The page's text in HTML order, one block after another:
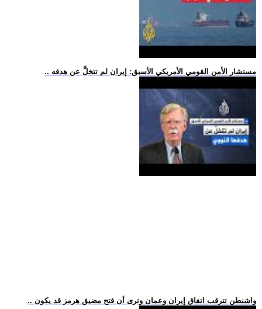
.. مستشار الأمن القومي الأمريكي الأسبق: إيران لم تتخلَّ عن هدفه
.. واشنطن تترقب اتفاق إيران وعمان وترى أن فتح مضيق هرمز قد يكون